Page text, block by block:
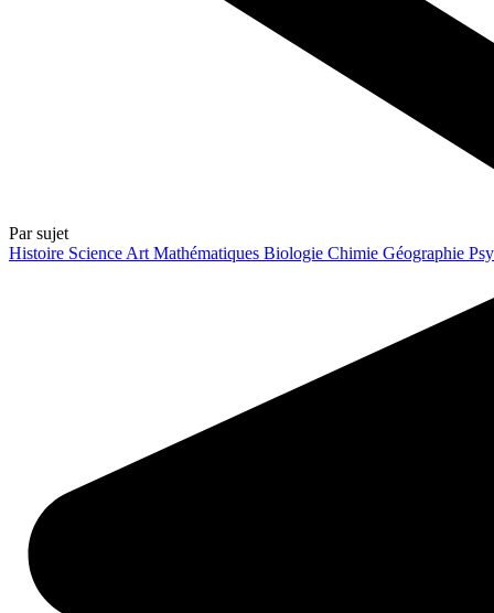
Par sujet
Histoire Science Art Mathématiques Biologie Chimie Géographie